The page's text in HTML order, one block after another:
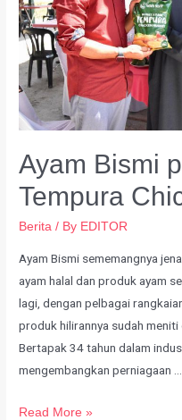
Ayam Bismi
Tempura
Berita / By EDITOR
Ayam Bismi sememangnya
ayam halal dan produk ayam
lagi, dengan pelbagai
produk hilirannya sudah
Bertapak 34 tahun dalam
mengembangkan perniagaan …
Read More »